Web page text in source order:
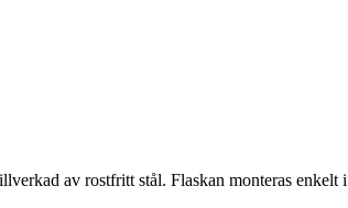
av rostfritt stål. Flaskan monteras enkelt